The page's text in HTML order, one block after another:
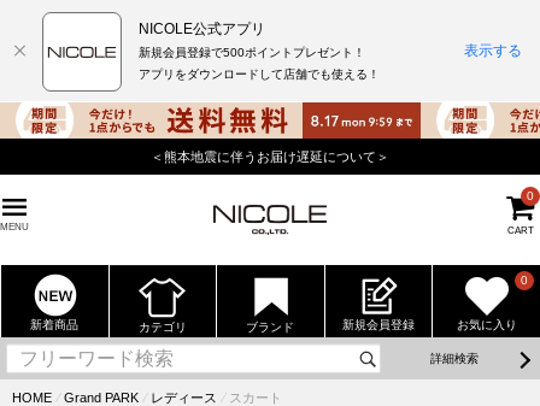
＜熊本地震に伴うお届け遅延について＞
MENU CART
0
新着商品 カテゴリ ブランド 新規会員登録 お気に入り
0
詳細検索
HOME ⁄ Grand PARK ⁄ レディース ⁄ スカート
NICOLE公式アプリ
新規会員登録で500ポイントプレゼント！
アプリをダウンロードして店舗でも使える！
表示する